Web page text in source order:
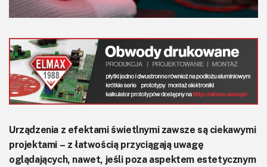
Do pobrania
Urządzenia z efektami świetlnymi zawsze są ciekawymi
projektami – z łatwością przyciągają uwagę
oglądających, nawet, jeśli poza aspektem estetycznym